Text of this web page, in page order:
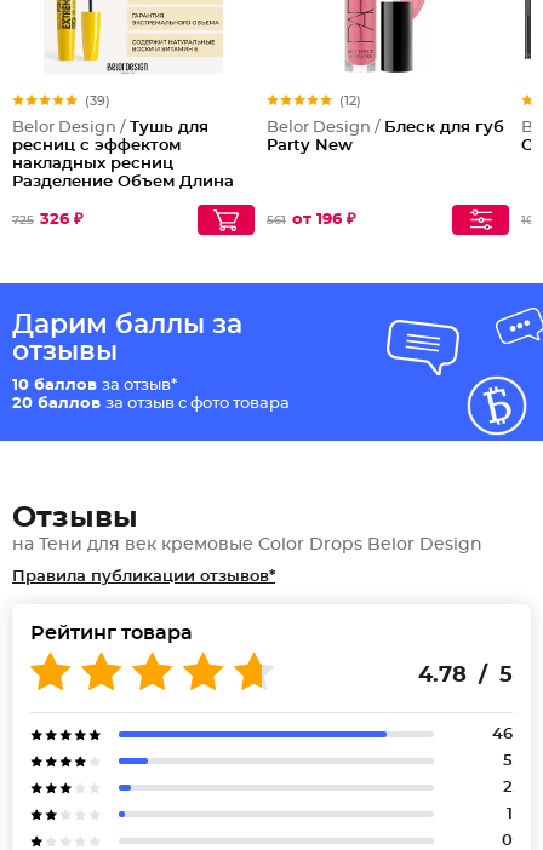
(39)
Belor Design / Тушь для
ресниц с эффектом
накладных ресниц
Разделение Объем Длина
725 326 ₽
(12)
Belor Design / Блеск для губ
Party New
561 от 196 ₽
Дарим баллы за
отзывы
10 баллов за отзыв*
20 баллов за отзыв с фото товара
Отзывы
на Тени для век кремовые Color Drops Belor Design
Правила публикации отзывов*
Рейтинг товара
4.78 / 5
46
5
2
1
0